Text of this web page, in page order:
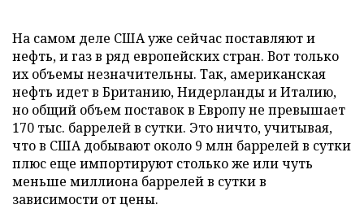
На самом деле США уже сейчас поставляют и
нефть, и газ в ряд европейских стран. Вот только
их объемы незначительны. Так, американская
нефть идет в Британию, Нидерланды и Италию,
но общий объем поставок в Европу не превышает
170 тыс. баррелей в сутки. Это ничто, учитывая,
что в США добывают около 9 млн баррелей в сутки
плюс еще импортируют столько же или чуть
меньше миллиона баррелей в сутки в
зависимости от цены.